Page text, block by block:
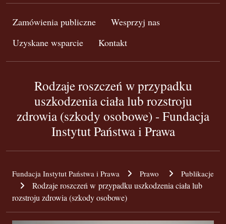
Zamówienia publiczne
Wesprzyj nas
Uzyskane wsparcie
Kontakt
Rodzaje roszczeń w przypadku
uszkodzenia ciała lub rozstroju
zdrowia (szkody osobowe) - Fundacja
Instytut Państwa i Prawa
Fundacja Instytut Państwa i Prawa Prawo Publikacje
Rodzaje roszczeń w przypadku uszkodzenia ciała lub
rozstroju zdrowia (szkody osobowe)